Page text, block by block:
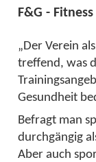
F&G -
„Der Verein
treffend, was
Gesundheit
Befragt man
durchgängig
Aber auch